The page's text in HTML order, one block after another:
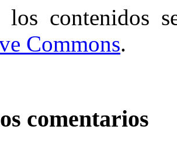
los contenidos
Commons.
comentarios